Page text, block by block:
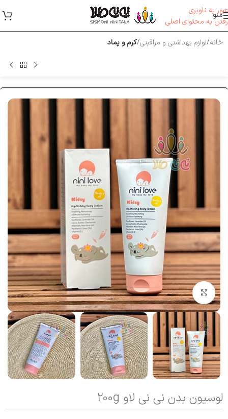
عبور به ناوبری
رفتن به محتوای اصلی
منو
خانه لوازم بهداشتی و مراقبتی کرم و پماد
بزرگنمایی تصویر
لوسیون بدن نی‌ نی‌ لاو 200g